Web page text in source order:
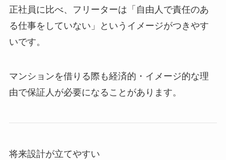
正社員に比べ、フリーターは「自由人で責任のあ
る仕事をしていない」というイメージがつきやす
いです。
マンションを借りる際も経済的・イメージ的な理
由で保証人が必要になることがあります。
将来設計が立てやすい